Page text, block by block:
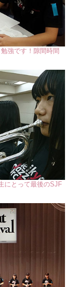
強です！隙間時間
にとって最後のSJF